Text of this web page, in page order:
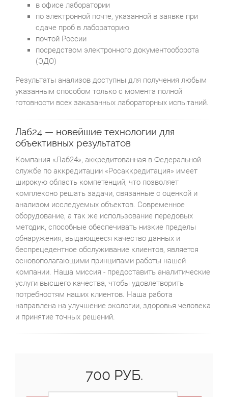
в офисе лаборатории
по электронной почте, указанной в заявке при
сдаче проб в лабораторию
почтой России
посредством электронного документооборота
(ЭДО)
Результаты анализов доступны для получения любым
указанным способом только с момента полной
готовности всех заказанных лабораторных испытаний.
Лаб24 — новейшие технологии для
объективных результатов
Компания «Лаб24», аккредитованная в Федеральной
службе по аккредитации «Росаккредитация» имеет
широкую область компетенций, что позволяет
комплексно решать задачи, связанные с оценкой и
анализом исследуемых объектов. Современное
оборудование, а так же использование передовых
методик, способные обеспечивать низкие пределы
обнаружения, выдающееся качество данных и
беспрецедентное обслуживание клиентов, является
основополагающими принципами работы нашей
компании. Наша миссия - предоставить аналитические
услуги высшего качества, чтобы удовлетворить
потребностям наших клиентов. Наша работа
направлена на улучшение экологии, здоровья человека
и принятие точных решений.
700 РУБ.